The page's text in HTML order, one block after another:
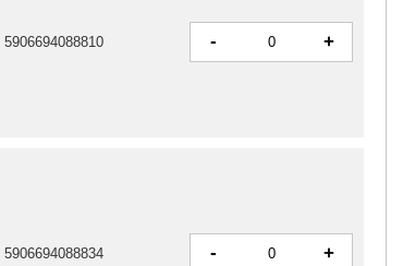
5906694088810 - +
5906694088834 - +